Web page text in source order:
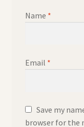
Name *
Email *
Save my
browser for the